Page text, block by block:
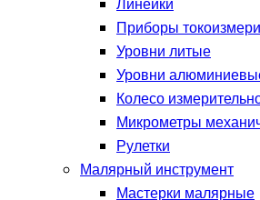
Линейки
Приборы
Уровни литые
Уровни
Колесо
Микрометры
Рулетки
Малярный инструмент
Мастерки малярные